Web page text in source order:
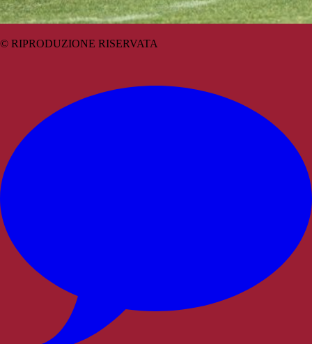
© RIPRODUZIONE RISERVATA